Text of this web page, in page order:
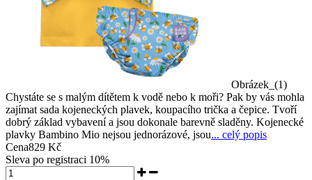
Obrázek_(1)
Chystáte se s malým dítětem k vodě nebo k moři? Pak by vás mohla
zajímat sada kojeneckých plavek, koupacího trička a čepice. Tvoří
dobrý základ vybavení a jsou dokonale barevně sladěny. Kojenecké
plavky Bambino Mio nejsou jednorázové, jsou... celý popis
Cena829 Kč
Sleva po registraci 10%